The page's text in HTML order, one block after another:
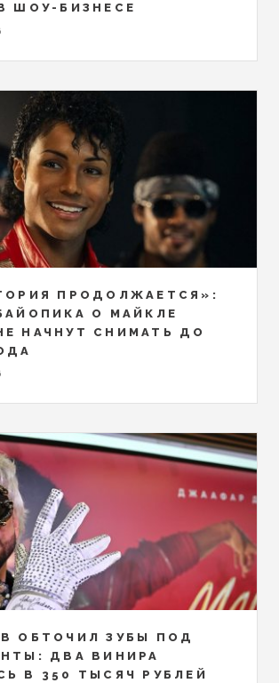
ШОУ-БИЗНЕСЕ
ПРОДОЛЖАЕТСЯ»:
О МАЙКЛЕ
НАЧНУТ СНИМАТЬ ДО
ОБТОЧИЛ ЗУБЫ ПОД
ДВА ВИНИРА
В 350 ТЫСЯЧ РУБЛЕЙ